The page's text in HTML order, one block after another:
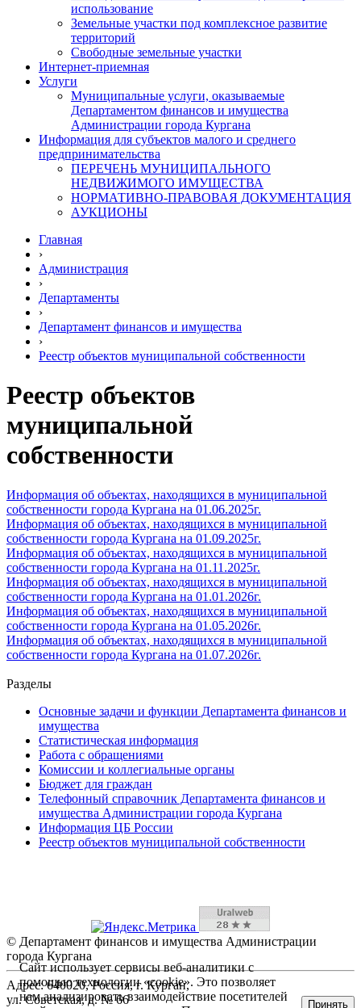
использование
Земельные участки под комплексное развитие
территорий
Свободные земельные участки
Интернет-приемная
Услуги
Муниципальные услуги, оказываемые
Департаментом финансов и имущества
Администрации города Кургана
Информация для субъектов малого и среднего
предпринимательства
ПЕРЕЧЕНЬ МУНИЦИПАЛЬНОГО
НЕДВИЖИМОГО ИМУЩЕСТВА
НОРМАТИВНО-ПРАВОВАЯ ДОКУМЕНТАЦИЯ
АУКЦИОНЫ
Главная
›
Администрация
›
Департаменты
›
Департамент финансов и имущества
›
Реестр объектов муниципальной собственности
Реестр объектов
муниципальной
собственности
Информация об объектах, находящихся в муниципальной
собственности города Кургана на 01.06.2025г.
Информация об объектах, находящихся в муниципальной
собственности города Кургана на 01.09.2025г.
Информация об объектах, находящихся в муниципальной
собственности города Кургана на 01.11.2025г.
Информация об объектах, находящихся в муниципальной
собственности города Кургана на 01.01.2026г.
Информация об объектах, находящихся в муниципальной
собственности города Кургана на 01.05.2026г.
Информация об объектах, находящихся в муниципальной
собственности города Кургана на 01.07.2026г.
Разделы
Основные задачи и функции Департамента финансов и
имущества
Статистическая информация
Работа с обращениями
Комиссии и коллегиальные органы
Бюджет для граждан
Телефонный справочник Департамента финансов и
имущества Администрации города Кургана
Информация ЦБ России
Реестр объектов муниципальной собственности
© Департамент финансов и имущества Администрации
города Кургана
Адрес: 640020, Россия, г. Курган,
ул. Советская, д. № 66
Сайт использует сервисы веб-аналитики с
помощью технологии «cookie». Это позволяет
нам анализировать взаимодействие посетителей
Принять